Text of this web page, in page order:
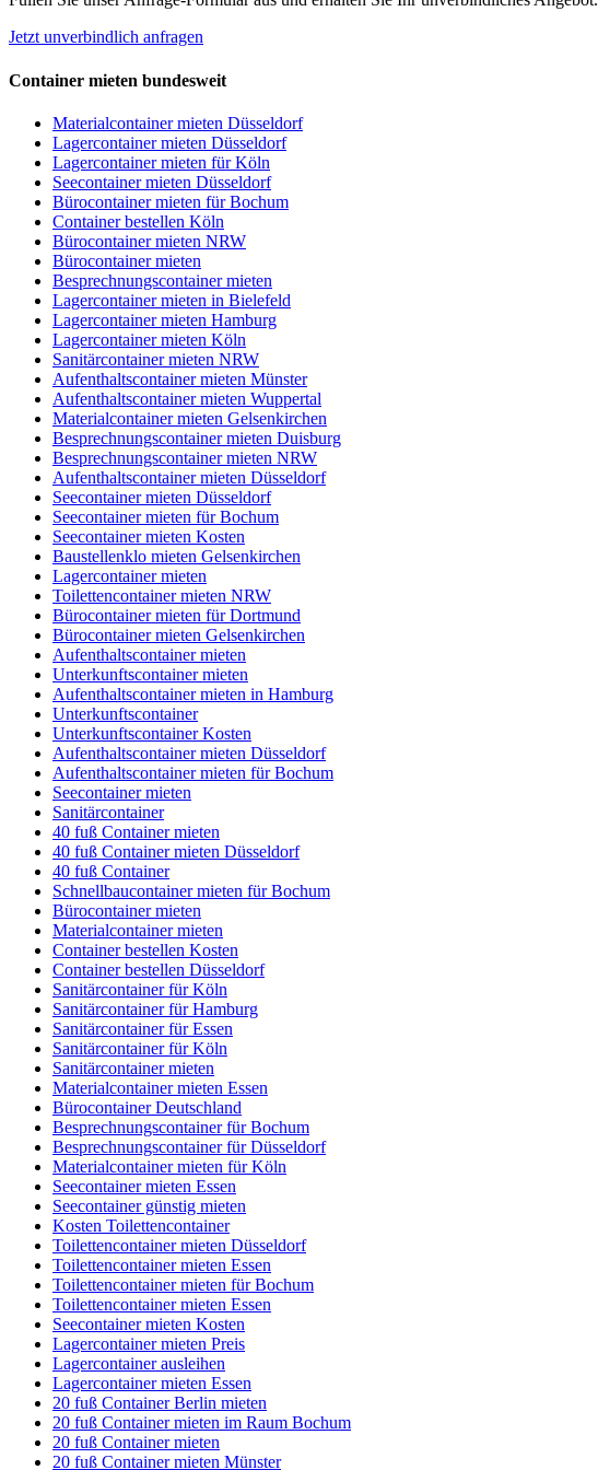
Jetzt unverbindlich anfragen
Container mieten bundesweit
Materialcontainer mieten Düsseldorf
Lagercontainer mieten Düsseldorf
Lagercontainer mieten für Köln
Seecontainer mieten Düsseldorf
Bürocontainer mieten für Bochum
Container bestellen Köln
Bürocontainer mieten NRW
Bürocontainer mieten
Besprechnungscontainer mieten
Lagercontainer mieten in Bielefeld
Lagercontainer mieten Hamburg
Lagercontainer mieten Köln
Sanitärcontainer mieten NRW
Aufenthaltscontainer mieten Münster
Aufenthaltscontainer mieten Wuppertal
Materialcontainer mieten Gelsenkirchen
Besprechnungscontainer mieten Duisburg
Besprechnungscontainer mieten NRW
Aufenthaltscontainer mieten Düsseldorf
Seecontainer mieten Düsseldorf
Seecontainer mieten für Bochum
Seecontainer mieten Kosten
Baustellenklo mieten Gelsenkirchen
Lagercontainer mieten
Toilettencontainer mieten NRW
Bürocontainer mieten für Dortmund
Bürocontainer mieten Gelsenkirchen
Aufenthaltscontainer mieten
Unterkunftscontainer mieten
Aufenthaltscontainer mieten in Hamburg
Unterkunftscontainer
Unterkunftscontainer Kosten
Aufenthaltscontainer mieten Düsseldorf
Aufenthaltscontainer mieten für Bochum
Seecontainer mieten
Sanitärcontainer
40 fuß Container mieten
40 fuß Container mieten Düsseldorf
40 fuß Container
Schnellbaucontainer mieten für Bochum
Bürocontainer mieten
Materialcontainer mieten
Container bestellen Kosten
Container bestellen Düsseldorf
Sanitärcontainer für Köln
Sanitärcontainer für Hamburg
Sanitärcontainer für Essen
Sanitärcontainer für Köln
Sanitärcontainer mieten
Materialcontainer mieten Essen
Bürocontainer Deutschland
Besprechnungscontainer für Bochum
Besprechnungscontainer für Düsseldorf
Materialcontainer mieten für Köln
Seecontainer mieten Essen
Seecontainer günstig mieten
Kosten Toilettencontainer
Toilettencontainer mieten Düsseldorf
Toilettencontainer mieten Essen
Toilettencontainer mieten für Bochum
Toilettencontainer mieten Essen
Seecontainer mieten Kosten
Lagercontainer mieten Preis
Lagercontainer ausleihen
Lagercontainer mieten Essen
20 fuß Container Berlin mieten
20 fuß Container mieten im Raum Bochum
20 fuß Container mieten
20 fuß Container mieten Münster